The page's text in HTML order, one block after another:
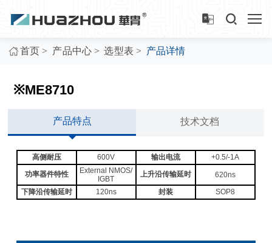
首页 > 产品中心 > 选型表 > 产品详情
※ME8710
产品特点 技术文档
高侧耐压 600V 输出电流
+0.5/-1A
功率器件特性
External NMOS/
IGBT
上升沿传输延时
620ns
下降沿传输延时
120ns 封装 SOP8